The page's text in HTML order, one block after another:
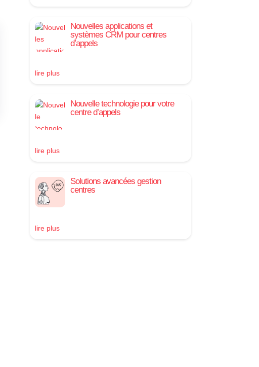
Nouvelles applications et
systèmes CRM pour centres
d’appels
lire plus
Nouvelle technologie pour votre
centre d’appels
lire plus
Solutions avancées gestion
centres
lire plus